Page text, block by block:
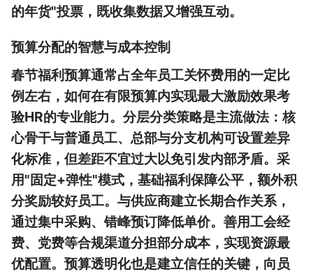
的年货"投票，既收集数据又增强互动。
预算分配的智慧与成本控制
春节福利预算通常占全年员工关怀费用的一定比
例左右，如何在有限预算内实现最大激励效果考
验HR的专业能力。分层分类策略是主流做法：核
心骨干与普通员工、总部与分支机构可设置差异
化标准，但差距不宜过大以免引发内部矛盾。采
用"固定+弹性"模式，基础福利保障公平，额外积
分奖励较好员工。与供应商建立长期合作关系，
通过集中采购、错峰预订降低单价。善用工会经
费、党费等合规渠道分担部分成本，实现资源最
优配置。预算透明化也是建立信任的关键，向员